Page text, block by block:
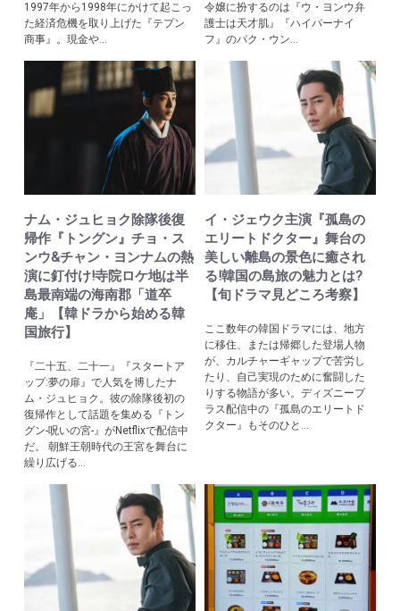
1997年から1998年にかけて起こっ
た経済危機を取り上げた『テプン
商事』。現金や...
令嬢に扮するのは『ウ・ヨンウ弁
護士は天才肌』『ハイパーナイ
フ』のパク・ウン...
ナム・ジュヒョク除隊後復
帰作『トングン』チョ・ス
ンウ&チャン・ヨンナムの熱
演に釘付け!寺院ロケ地は半
島最南端の海南郡「道卒
庵」【韓ドラから始める韓
国旅行】
『二十五、二十一』『スタートア
ップ:夢の扉』で人気を博したナ
ム・ジュヒョク。彼の除隊後初の
復帰作として話題を集める『トン
グン-呪いの宮-』がNetflixで配信中
だ。 朝鮮王朝時代の王宮を舞台に
繰り広げる...
イ・ジェウク主演『孤島の
エリートドクター』舞台の
美しい離島の景色に癒され
る!韓国の島旅の魅力とは?
【旬ドラマ見どころ考察】
ここ数年の韓国ドラマには、地方
に移住、または帰郷した登場人物
が、カルチャーギャップで苦労し
たり、自己実現のために奮闘した
りする物語が多い。ディズニープ
ラス配信中の『孤島のエリートド
クター』もそのひと...